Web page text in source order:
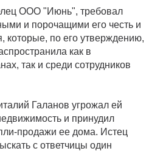
ООО "Июнь", требовал
и порочащими его честь и
которые, по его утверждению,
как в
так и среди сотрудников
Галанов угрожал ей
и принудил
продажи ее дома. Истец
с ответчицы один